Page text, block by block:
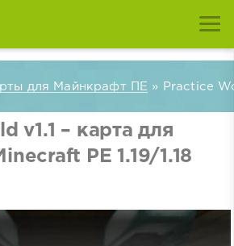
для Майнкрафт ПЕ » Practice
v1.1 – карта для
PE 1.19/1.18